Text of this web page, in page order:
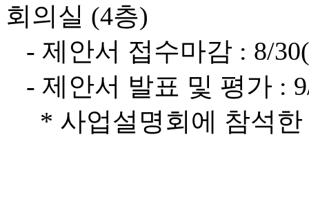
회의실 (4층)
- 제안서 접수마감 : 8/
- 제안서 발표 및 평가 :
* 사업설명회에 참석한